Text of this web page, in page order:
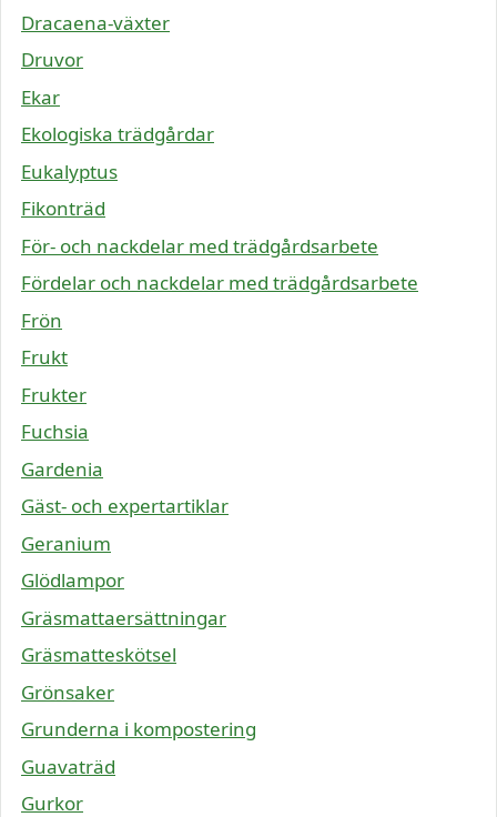
Dracaena-växter
Druvor
Ekar
Ekologiska trädgårdar
Eukalyptus
Fikonträd
För- och nackdelar med trädgårdsarbete
Fördelar och nackdelar med trädgårdsarbete
Frön
Frukt
Frukter
Fuchsia
Gardenia
Gäst- och expertartiklar
Geranium
Glödlampor
Gräsmattaersättningar
Gräsmatteskötsel
Grönsaker
Grunderna i kompostering
Guavaträd
Gurkor